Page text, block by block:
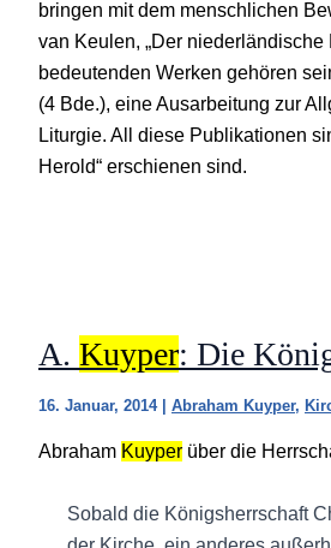
bringen mit dem menschlichen
van Keulen, „Der
bedeutenden Werken gehören
(4 Bde.), eine Ausarbeitung zur
Liturgie. All diese Publikationen
Herold“ erschienen sind.
A. Kuyper: Die
16. Januar, 2014 Abraham Kuyper,
Abraham Kuyper über die
Sobald die Königsherrschaft